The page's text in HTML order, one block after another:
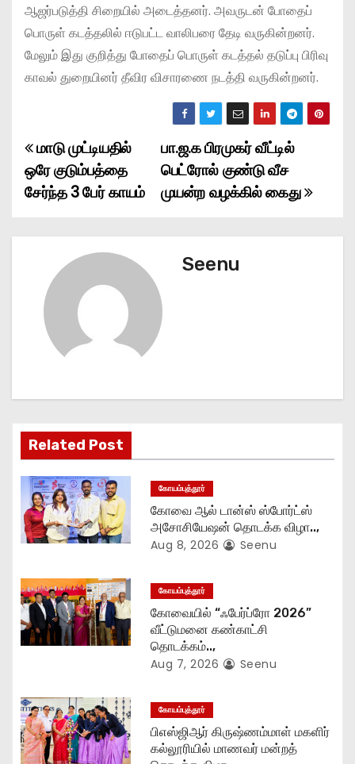
ஆஜர்படுத்தி சிறையில் அடைத்தனர். அவருடன் போதைப்
பொருள் கடத்தலில் ஈடுபட்ட வாலிபரை தேடி வருகின்றனர்.
மேலும் இது குறித்து போதைப் பொருள் கடத்தல் தடுப்பு பிரிவு
காவல் துறையினர் தீவிர விசாரணை நடத்தி வருகின்றனர்.
P
o
a
t
i
o
n
பா.ஜ.க பிரமுகர் வீட்டில்
பெட்ரோல் குண்டு வீச
முயன்ற வழக்கில் கைது
மாடு முட்டியதில்
ஒரே குடும்பத்தை
சேர்ந்த 3 பேர் காயம்
Seenu
Related Post
கோயம்புத்தூர்
கோவை ஆல் டான்ஸ் ஸ்போர்ட்ஸ்
அசோசியேஷன் தொடக்க விழா..,
Aug 8, 2026 Seenu
கோயம்புத்தூர்
கோவையில் “ஃபேர்ப்ரோ 2026”
வீட்டுமனை கண்காட்சி
தொடக்கம்..,
Aug 7, 2026 Seenu
கோயம்புத்தூர்
பிஎஸ்ஜிஆர் கிருஷ்ணம்மாள் மகளிர்
கல்லூரியில் மாணவர் மன்றத்